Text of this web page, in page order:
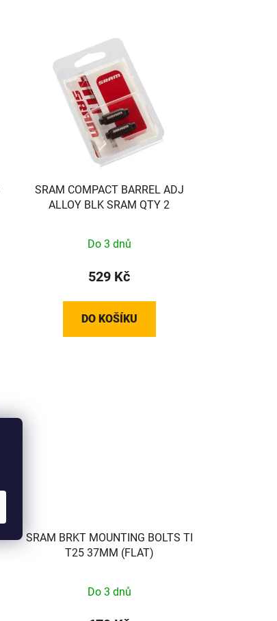
SRAM COMPACT BARREL ADJ
ALLOY BLK SRAM QTY 2
Do 3 dnů
529 Kč
DO KOŠÍKU
SRAM BRKT MOUNTING BOLTS TI
T25 37MM (FLAT)
Do 3 dnů